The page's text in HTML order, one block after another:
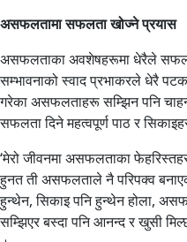
असफलतामा सफलता खोज्ने प्रयास
असफलताका अवशेषहरूमा धेरैले
सम्भावनाको स्वाद प्रभाकरले धेरै
गरेका असफलताहरू सम्झिन पनि
सफलता दिने महत्वपूर्ण पाठ र
‘मेरो जीवनमा असफलताका
हुनत ती असफलताले नै परिपक्व
हुन्थेन, सिकाइ पनि हुन्थेन होला,
सम्झिएर बस्दा पनि आनन्द र खुसी